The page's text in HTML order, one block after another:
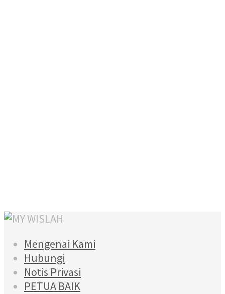
Mengenai Kami
Hubungi
Notis Privasi
PETUA BAIK